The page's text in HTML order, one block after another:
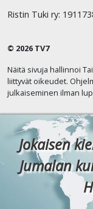
Ristin Tuki ry:
© 2026 TV7
Näitä sivuja hallinnoi
liittyvät oikeudet.
julkaiseminen ilman
Jokaisen
Jumalan